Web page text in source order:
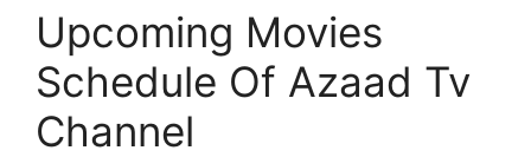
Upcoming Movies
Schedule Of Azaad Tv
Channel